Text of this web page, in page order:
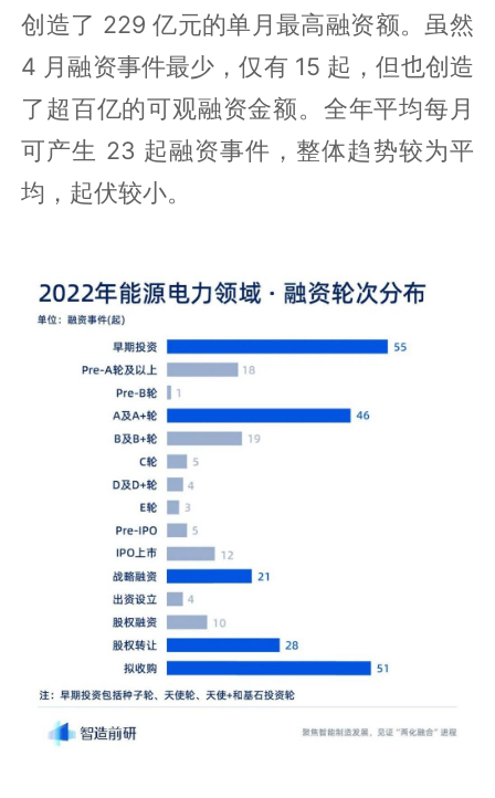
创造了 229 亿元的单月最高融资额。虽然
4 月融资事件最少，仅有 15 起，但也创造
了超百亿的可观融资金额。全年平均每月
可产生 23 起融资事件，整体趋势较为平
均，起伏较小。